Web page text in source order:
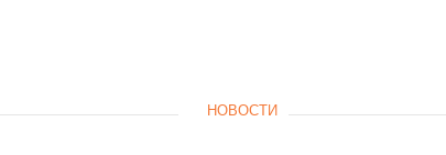
НОВОСТИ